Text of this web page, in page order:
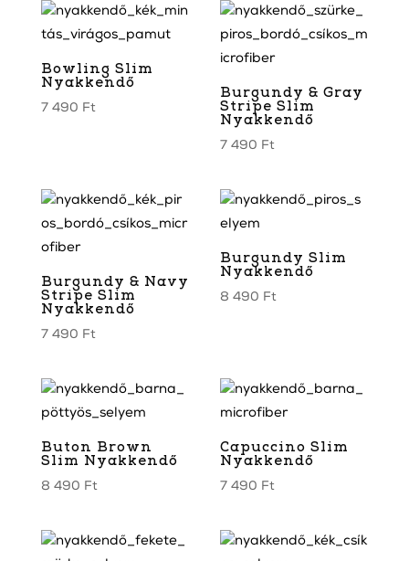
Bowling Slim
Nyakkendő
7 490 Ft
Burgundy & Gray
Stripe Slim
Nyakkendő
7 490 Ft
Burgundy & Navy
Stripe Slim
Nyakkendő
7 490 Ft
Burgundy Slim
Nyakkendő
8 490 Ft
Buton Brown
Slim Nyakkendő
8 490 Ft
Capuccino Slim
Nyakkendő
7 490 Ft